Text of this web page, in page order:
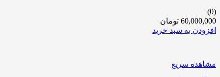
(0)
60,000,000 تومان
افزودن به سبد خرید
مشاهده سریع